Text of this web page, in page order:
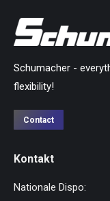
Schumacher -
flexibility!
Contact
Kontakt
Nationale Dispo: